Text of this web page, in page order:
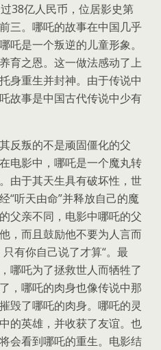
38亿人民币，位居影史第
三。哪吒的故事在中国几乎
吒是一个叛逆的儿童形象。
育之恩。这一做法感动了上
身重生并封神。由于传说中
故事是中国古代传说中少有
反叛的不是顽固僵化的父
电影中，哪吒是一个魔丸转
由于其天生具有破坏性，世
“听天由命”并释放自己的魔
父亲不同，电影中哪吒的父
，而且鼓励他不要为人言而
有你自己说了才算“。最
哪吒为了拯救世人而牺牲了
，哪吒的肉身也像传说中那
毁了哪吒的肉身。哪吒的灵
的英雄，并收获了友谊。也
会看到哪吒的重生。电影结